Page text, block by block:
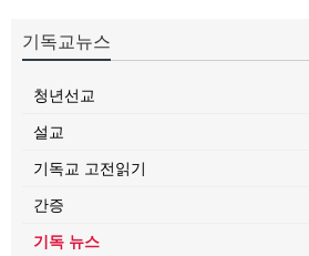
기독교뉴스
청년선교
설교
기독교 고전읽기
간증
기독 뉴스